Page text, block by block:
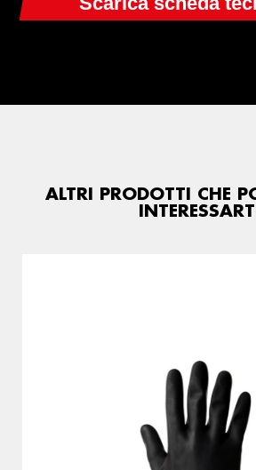
ALTRI PRODOTTI CHE